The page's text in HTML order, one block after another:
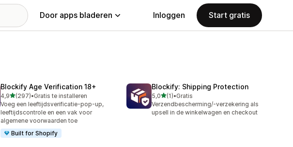
Door apps bladeren Inloggen Start gratis
Blockify Age Verification 18+
4,9van 5 sterren
(297)
297 recensies in totaal
•Gratis te installeren
Voeg een leeftijdsverificatie-pop-up,
leeftijdscontrole en een vak voor
algemene voorwaarden toe
Built for Shopify
Blockify: Shipping Protection
5,0van 5 sterren
(1)
1 recensies in totaal
•Gratis
Verzendbescherming/-verzekering als
upsell in de winkelwagen en checkout